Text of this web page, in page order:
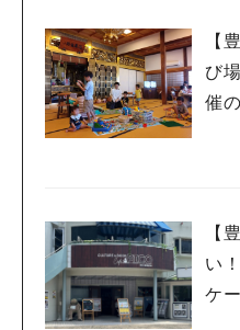
【
び
催
【
い
ケ
#今週どこいく？#自然とふれあう
#教えたい／教えて投稿記事
#大
#あなたはどっち？